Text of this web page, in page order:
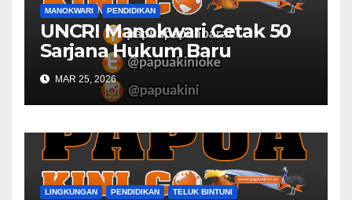
MANOKWARI PENDIDIKAN
UNCRI Manokwari Cetak 50
Sarjana Hukum Baru
MAR 25, 2026
LINGKUNGAN PENDIDIKAN TELUK BINTUNI